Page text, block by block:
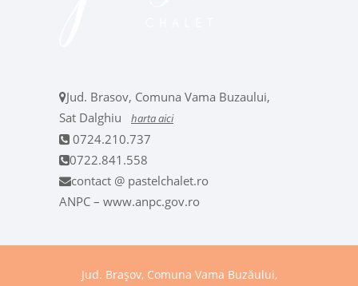
Jud. Brasov, Comuna Vama Buzaului,
Sat Dalghiu
harta aici
0724.210.737
0722.841.558
contact @ pastelchalet.ro
ANPC – www.anpc.gov.ro
Jud. Brașov, Comuna Vama Buzăului,